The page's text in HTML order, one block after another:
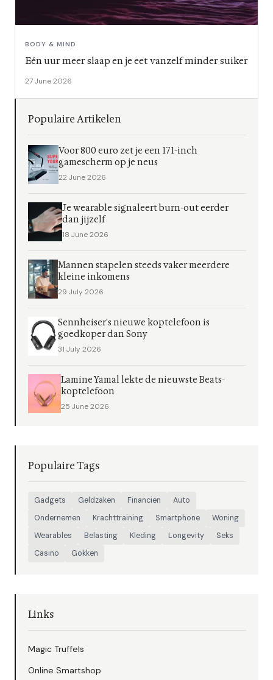
BODY & MIND
Eén uur meer slaap en je eet vanzelf minder suiker
27 June 2026
Populaire Artikelen
Voor 800 euro zet je een 171-inch
gamescherm op je neus
22 June 2026
Je wearable signaleert burn-out eerder
dan jijzelf
18 June 2026
Mannen stapelen steeds vaker meerdere
kleine inkomens
29 July 2026
Sennheiser's nieuwe koptelefoon is
goedkoper dan Sony
31 July 2026
Lamine Yamal lekte de nieuwste Beats-
koptelefoon
25 June 2026
Populaire Tags
Gadgets Geldzaken Financien
Auto
Ondernemen
Krachttraining Smartphone
Woning
Wearables
Belasting Kleding Longevity
Seks
Casino
Gokken
Links
Magic Truffels
Online Smartshop